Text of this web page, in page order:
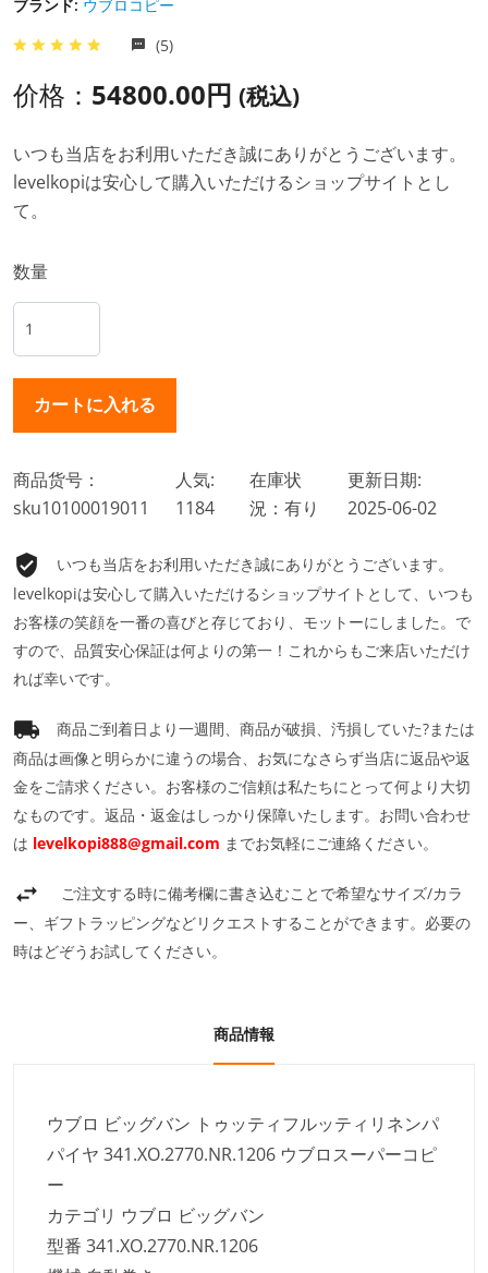
ブランド: ウブロコピー
(5)
价格： 54800.00円 (税込)
いつも当店をお利用いただき誠にありがとうございます。
levelkopiは安心して購入いただけるショップサイトとし
て。
数量
商品货号：
sku10100019011
人気:
1184
在庫状
況：有り
更新日期:
2025-06-02
いつも当店をお利用いただき誠にありがとうございます。
levelkopiは安心して購入いただけるショップサイトとして、いつも
お客様の笑顔を一番の喜びと存じており、モットーにしました。で
すので、品質安心保証は何よりの第一！これからもご来店いただけ
れば幸いです。
商品ご到着日より一週間、商品が破損、汚損していた?または
商品は画像と明らかに違うの場合、お気になさらず当店に返品や返
金をご請求ください。お客様のご信頼は私たちにとって何より大切
なものです。返品・返金はしっかり保障いたします。お問い合わせ
は levelkopi888@gmail.com までお気軽にご連絡ください。
ご注文する時に備考欄に書き込むことで希望なサイズ/カラ
ー、ギフトラッピングなどリクエストすることができます。必要の
時はどぞうお試してください。
商品情報
ウブロ ビッグバン トゥッティフルッティリネンパ
パイヤ 341.XO.2770.NR.1206 ウブロスーパーコピ
ー
カテゴリ ウブロ ビッグバン
型番 341.XO.2770.NR.1206